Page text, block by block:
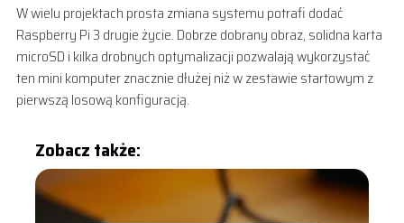
W wielu projektach prosta zmiana systemu potrafi dodać
Raspberry Pi 3 drugie życie. Dobrze dobrany obraz, solidna karta
microSD i kilka drobnych optymalizacji pozwalają wykorzystać
ten mini komputer znacznie dłużej niż w zestawie startowym z
pierwszą losową konfiguracją.
Zobacz także: